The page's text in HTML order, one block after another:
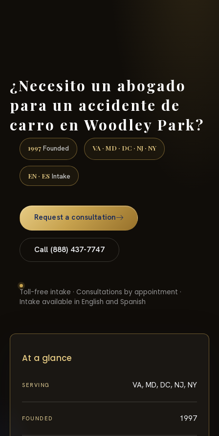
¿Necesito un abogado
para un accidente de
carro en Woodley Park?
1997 Founded VA · MD · DC · NJ · NY
EN · ES Intake
Request a consultation
Call (888) 437-7747
Toll-free intake · Consultations by appointment ·
Intake available in English and Spanish
At a glance
SERVING VA, MD, DC, NJ, NY
FOUNDED 1997